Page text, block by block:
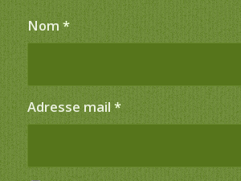
Nom *
Adresse mail *